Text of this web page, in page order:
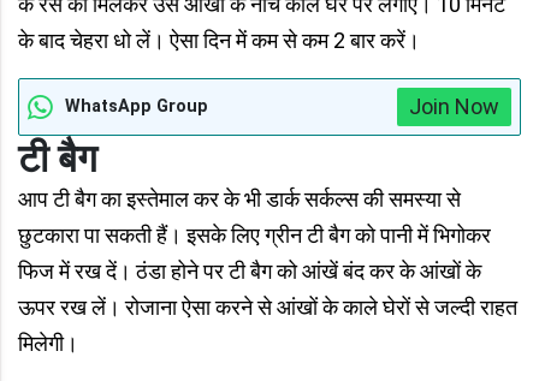
के बाद चेहरा धो लें। ऐसा दिन में कम से कम 2 बार करें।
WhatsApp Group Join Now
टी बैग
आप टी बैग का इस्तेमाल कर के भी डार्क सर्कल्स की समस्या से
छुटकारा पा सकती हैं। इसके लिए ग्रीन टी बैग को पानी में भिगोकर
फिज में रख दें। ठंडा होने पर टी बैग को आंखें बंद कर के आंखों के
ऊपर रख लें। रोजाना ऐसा करने से आंखों के काले घेरों से जल्दी राहत
मिलेगी।